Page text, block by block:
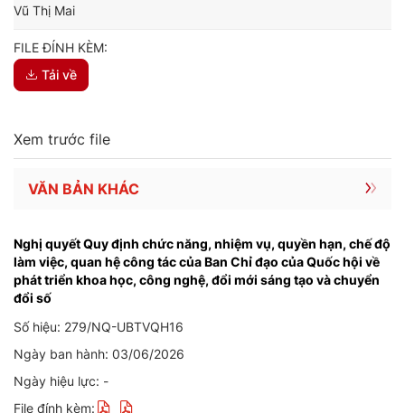
Vũ Thị Mai
FILE ĐÍNH KÈM:
Tải về
Xem trước file
VĂN BẢN KHÁC
Nghị quyết Quy định chức năng, nhiệm vụ, quyền hạn, chế độ
làm việc, quan hệ công tác của Ban Chỉ đạo của Quốc hội về
phát triển khoa học, công nghệ, đổi mới sáng tạo và chuyển
đổi số
Số hiệu: 279/NQ-UBTVQH16
Ngày ban hành: 03/06/2026
Ngày hiệu lực: -
File đính kèm: